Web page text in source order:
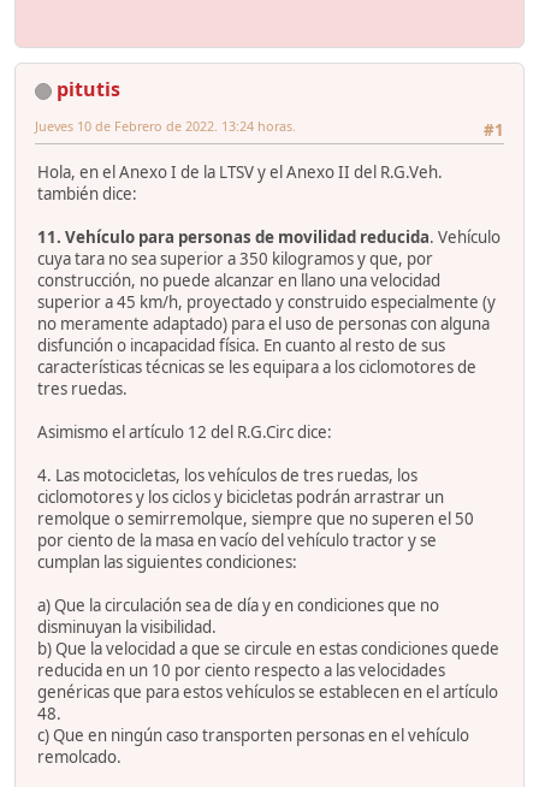
pitutis
#1
Jueves 10 de Febrero de 2022. 13:24 horas.
Hola, en el Anexo I de la LTSV y el Anexo II del R.G.Veh.
también dice:
11. Vehículo para personas de movilidad reducida. Vehículo
cuya tara no sea superior a 350 kilogramos y que, por
construcción, no puede alcanzar en llano una velocidad
superior a 45 km/h, proyectado y construido especialmente (y
no meramente adaptado) para el uso de personas con alguna
disfunción o incapacidad física. En cuanto al resto de sus
características técnicas se les equipara a los ciclomotores de
tres ruedas.
Asimismo el artículo 12 del R.G.Circ dice:
4. Las motocicletas, los vehículos de tres ruedas, los
ciclomotores y los ciclos y bicicletas podrán arrastrar un
remolque o semirremolque, siempre que no superen el 50
por ciento de la masa en vacío del vehículo tractor y se
cumplan las siguientes condiciones:
a) Que la circulación sea de día y en condiciones que no
disminuyan la visibilidad.
b) Que la velocidad a que se circule en estas condiciones quede
reducida en un 10 por ciento respecto a las velocidades
genéricas que para estos vehículos se establecen en el artículo
48.
c) Que en ningún caso transporten personas en el vehículo
remolcado.